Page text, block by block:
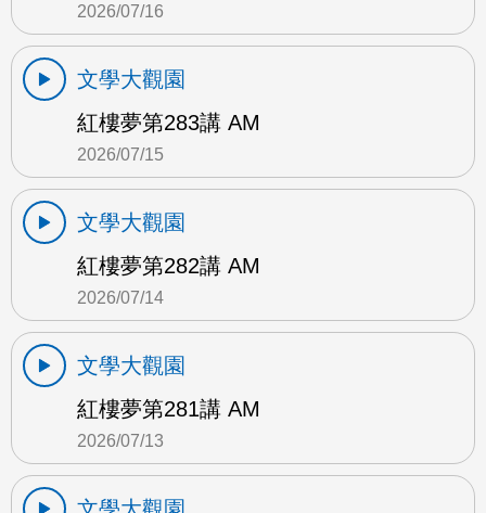
2026/07/16
文學大觀園
紅樓夢第283講 AM
2026/07/15
文學大觀園
紅樓夢第282講 AM
2026/07/14
文學大觀園
紅樓夢第281講 AM
2026/07/13